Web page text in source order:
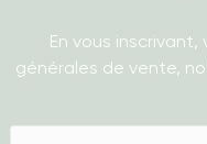
En vous
générales de vente,